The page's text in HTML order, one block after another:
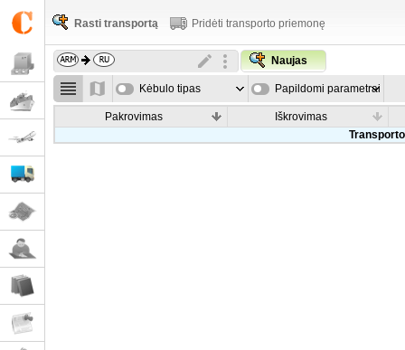
Rasti transportą Pridėti transporto priemonę
Naujas
Kėbulo tipas Papildomi parametrai
Pakrovimas
Iškrovimas